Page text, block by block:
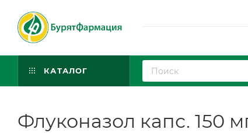
КАТАЛОГ
Флуконазол капс. 150